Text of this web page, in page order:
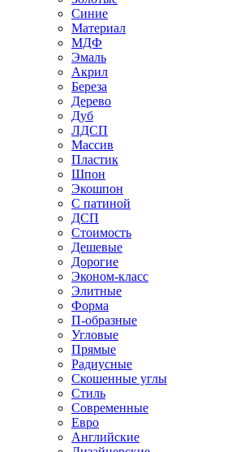
Синие
Материал
МДФ
Эмаль
Акрил
Береза
Дерево
Дуб
ЛДСП
Массив
Пластик
Шпон
Экошпон
С патиной
ДСП
Стоимость
Дешевые
Дорогие
Эконом-класс
Элитные
Форма
П-образные
Угловые
Прямые
Радиусные
Скошенные углы
Стиль
Современные
Евро
Английские